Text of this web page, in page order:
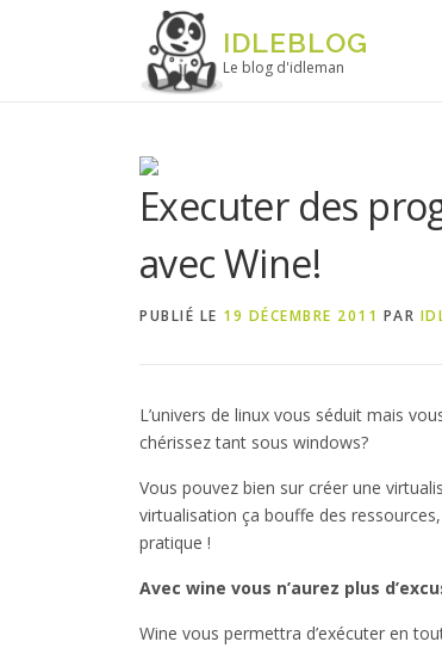
IDLEBLOG
Le blog d'idleman
Executer des
avec Wine!
PUBLIÉ LE 19 DÉCEMBRE 2011 PAR
L’univers de linux vous séduit mais
chérissez tant sous windows?
Vous pouvez bien sur créer une
virtualisation ça bouffe des
pratique !
Avec wine vous n’aurez plus
Wine vous permettra d’exécuter en